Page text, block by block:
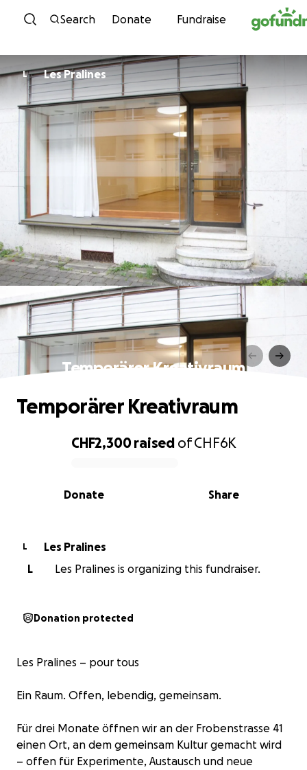
Skip to content
Search Donate Fundraise
L Les Pralines
Temporärer Kreativraum
0% complete
CHF2,300 raised ofCHF6K
Share
Donate
Temporärer Kreativraum
L
Les Pralines
L
Les Pralines is organizing this fundraiser.
Donation protected
Les Pralines – pour tous
Ein Raum. Offen, lebendig, gemeinsam.
Für drei Monate öffnen wir an der Frobenstrasse 41
einen Ort, an dem gemeinsam Kultur gemacht wird
– offen für Experimente, Austausch und neue